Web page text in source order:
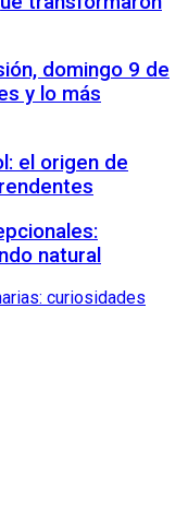
domingo 9 de
y lo más
el origen de
natural